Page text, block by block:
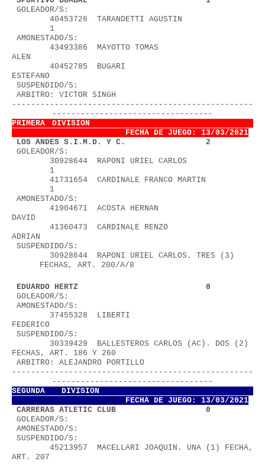
GOLEADOR/S:
40453726  TARANDETTI AGUSTIN
1
AMONESTADO/S:
43493386  MAYOTTO TOMAS
ALEN
40452785  BUGARI
ESTEFANO
SUSPENDIDO/S:
ARBITRO: VICTOR SINGH
---------------------------------------------------
----------------------------------
PRIMERA DIVISION
FECHA DE JUEGO: 13/03/2021
LOS ANDES S.I.M.D. Y C.                 2
GOLEADOR/S:
30928644  RAPONI URIEL CARLOS
1
41731654  CARDINALE FRANCO MARTIN
1
AMONESTADO/S:
41904671  ACOSTA HERNAN
DAVID
41360473  CARDINALE RENZO
ADRIAN
SUSPENDIDO/S:
30928644  RAPONI URIEL CARLOS. TRES (3)
FECHAS, ART. 200/A/8
EDUARDO HERTZ                           0
GOLEADOR/S:
AMONESTADO/S:
37455328  LIBERTI
FEDERICO
SUSPENDIDO/S:
30339429  BALLESTEROS CARLOS (AC). DOS (2)
FECHAS, ART. 186 Y 260
ARBITRO: ALEJANDRO PORTILLO
---------------------------------------------------
----------------------------------
SEGUNDA DIVISION
FECHA DE JUEGO: 13/03/2021
CARRERAS ATLETIC CLUB                   0
GOLEADOR/S:
AMONESTADO/S:
SUSPENDIDO/S:
45213957  MACELLARI JOAQUIN. UNA (1) FECHA,
ART. 207